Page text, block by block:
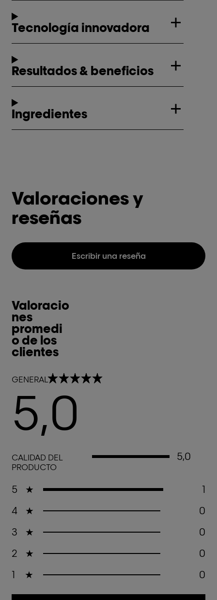
Tecnología innovadora
Resultados & beneficios
Ingredientes
Valoraciones y
reseñas
Escribir una reseña
5 ★
1
4
★
0
3
★
0
2
★
0
1
★ 0
Valoracio
nes
promedi
o de los
clientes
GENERAL
5,0 out of 5 stars
5,0
CALIDAD DEL
PRODUCTO
5,0 out of 5 stars 5,0